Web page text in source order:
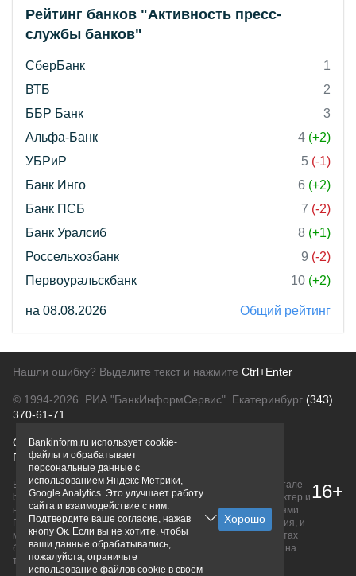
Рейтинг банков "Активность пресс-
службы банков"
СберБанк
1
ВТБ
2
ББР Банк
3
Альфа-Банк
4 (+2)
УБРиР
5 (-1)
Банк Инго
6 (+2)
Банк ПСБ
7 (-2)
Банк Уралсиб
8 (+1)
Россельхозбанк
9 (-2)
Первоуральскбанк
10 (+2)
на 08.08.2026 Общий рейтинг
Нашли ошибку? Выделите текст и нажмите Ctrl+Enter
© 1994-2026. РИА "БанкИнформСервис". Екатеринбург (343)
370-61-71
О проектеПолитика конфиденциальности
Правовая информацияДля рекламодателей
Вся информация о продуктах банков, размещенная на портале
bankinform.ru, носит исключительно ознакомительный характер и
не является публичной офертой, определяемой положениями
ГК РФ. Информация не содержит точного и полного описания, и
может быть изменена. Конечные условия уточняйте на сайтах
банков или при личном обращении. Исключительное право на
товарные знаки принадлежит их правообладателям.
16+
Bankinform.ru использует cookie-
файлы и обрабатывает
персональные данные с
использованием Яндекс Метрики,
Google Analytics. Это улучшает работу
сайта и взаимодействие с ним.
Подтвердите ваше согласие, нажав
кнопу Ок. Если вы не хотите, чтобы
ваши данные обрабатывались,
пожалуйста, ограничьте
использование файлов cookie в своём